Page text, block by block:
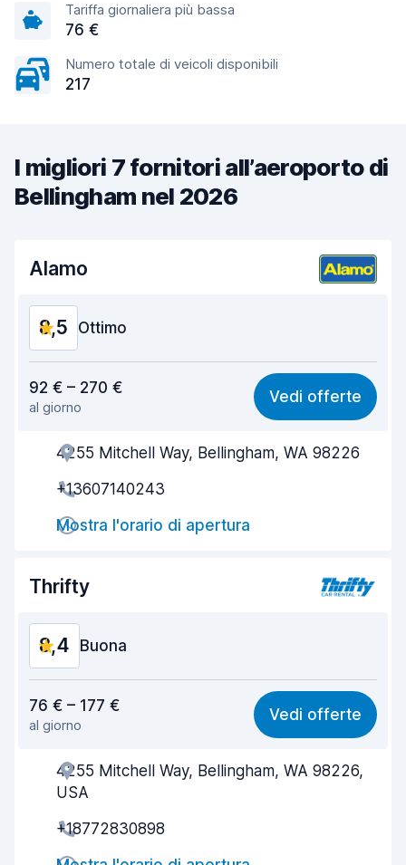
Tariffa giornaliera più bassa
76 €
Numero totale di veicoli disponibili
217
I migliori 7 fornitori all’aeroporto di
Bellingham nel 2026
Alamo
8,5 Ottimo
8,6
Facile da trovare 8,2
Gentilezza degli agenti 8,7
Rapidità del ritiro
Rapidità della riconsegna
8,7
92 € – 270 €
al giorno
Vedi offerte
4255 Mitchell Way, Bellingham, WA 98226
+13607140243
Mostra l'orario di apertura
Thrifty
8,4 Buona
8,3
Facile da trovare 8,2
Gentilezza degli agenti 8,3
76 € – 177 €
al giorno
Vedi offerte
4255 Mitchell Way, Bellingham, WA 98226,
USA
+18772830898